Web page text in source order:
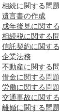
相続に関する問題
遺言書の作成
成年後見に関す
相続税に関する
信託契約に関す
企業法務
不動産に関する
借金に関する問題
労働に関する問題
交通事故に関す
離婚に関する問題